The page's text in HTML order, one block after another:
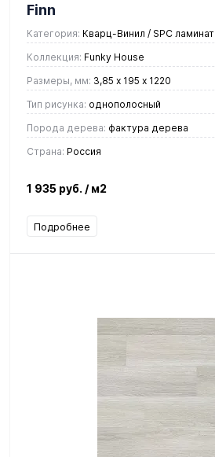
Finn
Категория: Кварц-Винил / SPC ламинат
Коллекция: Funky House
Размеры, мм: 3,85 х 195 х 1220
Тип рисунка: однополосный
Порода дерева: фактура дерева
Страна: Россия
1 935 руб. / м2
Подробнее